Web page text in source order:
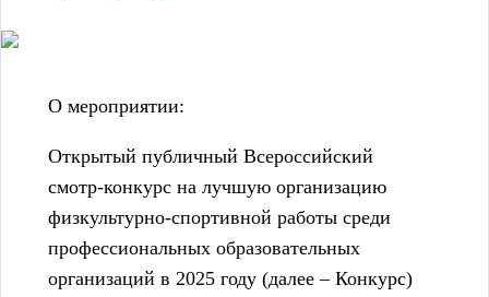
О мероприятии:
Открытый публичный Всероссийский
смотр-конкурс на лучшую организацию
физкультурно-спортивной работы среди
профессиональных образовательных
организаций в 2025 году (далее – Конкурс)